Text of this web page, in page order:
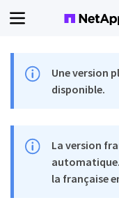
Une version
disponible.
La version
la française